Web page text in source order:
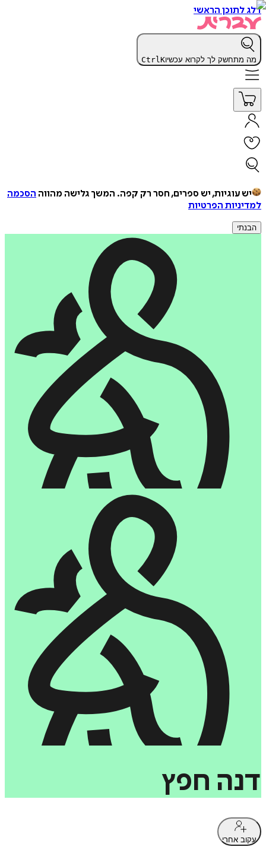
דלג לתוכן הראשי
מה מתחשק לך לקרוא עכשיו CtrlK
יש עוגיות, יש ספרים, חסר רק קפה. המשך גלישה מהווה הסכמה
למדיניות הפרטיות
הבנתי
דנה חפץ
עקוב אחרי